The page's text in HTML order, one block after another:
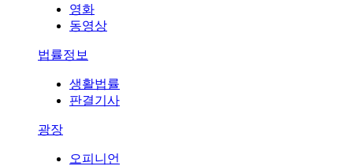
영화
동영상
법률정보
생활법률
판결기사
광장
오피니언